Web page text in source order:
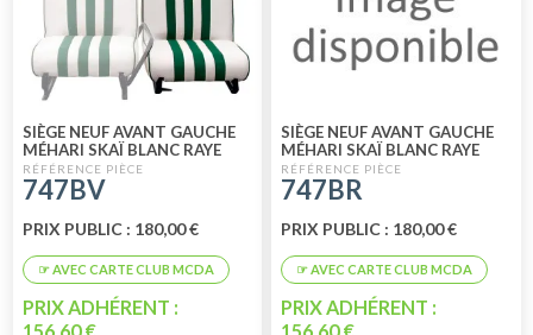
SIÈGE NEUF AVANT GAUCHE
MÉHARI SKAÏ BLANC RAYE
VERT
747BV
PRIX PUBLIC : 180,00 €
PRIX ADHÉRENT :
156,60 €
SIÈGE NEUF AVANT GAUCHE
MÉHARI SKAÏ BLANC RAYE
ROUGE
747BR
PRIX PUBLIC : 180,00 €
PRIX ADHÉRENT :
156,60 €